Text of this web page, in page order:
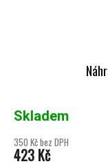
Skladem
350 Kč bez DPH
423 Kč